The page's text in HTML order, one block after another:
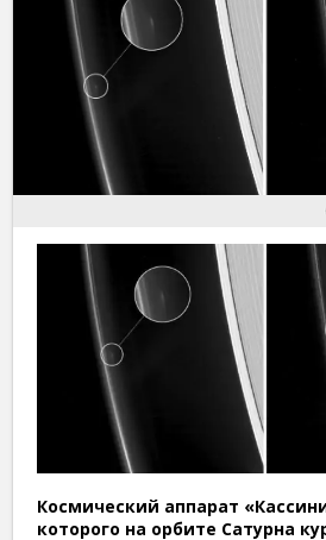
Космический аппарат
которого на орбите Сатурна